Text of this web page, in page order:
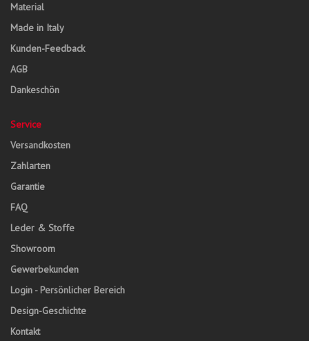
Material
Made in Italy
Kunden-Feedback
AGB
Dankeschön
Service
Versandkosten
Zahlarten
Garantie
FAQ
Leder & Stoffe
Showroom
Gewerbekunden
Login - Persönlicher Bereich
Design-Geschichte
Kontakt